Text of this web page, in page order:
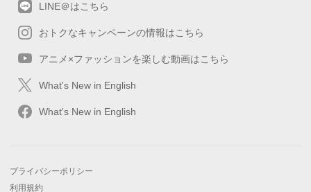
LINE＠はこちら
おトクなキャンペーンの情報はこちら
アニメ×ファッションを楽しむ動画はこちら
What's New in English
What's New in English
プライバシーポリシー
利用規約